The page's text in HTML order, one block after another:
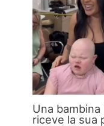
Una
riceve la sua